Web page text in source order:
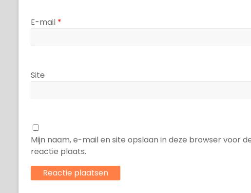
E-mail *
Site
Mijn naam, e-mail en site opslaan in deze browser voor
reactie plaats.